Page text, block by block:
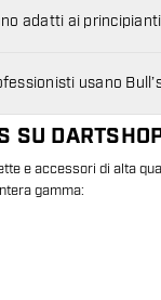
adatti ai
usano
SU
e accessori di alta
gamma: